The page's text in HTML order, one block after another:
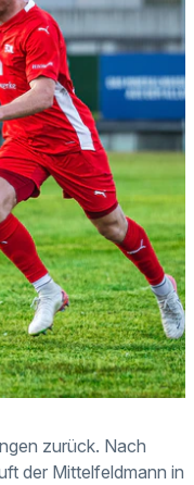
zurück. Nach
der Mittelfeldmann in